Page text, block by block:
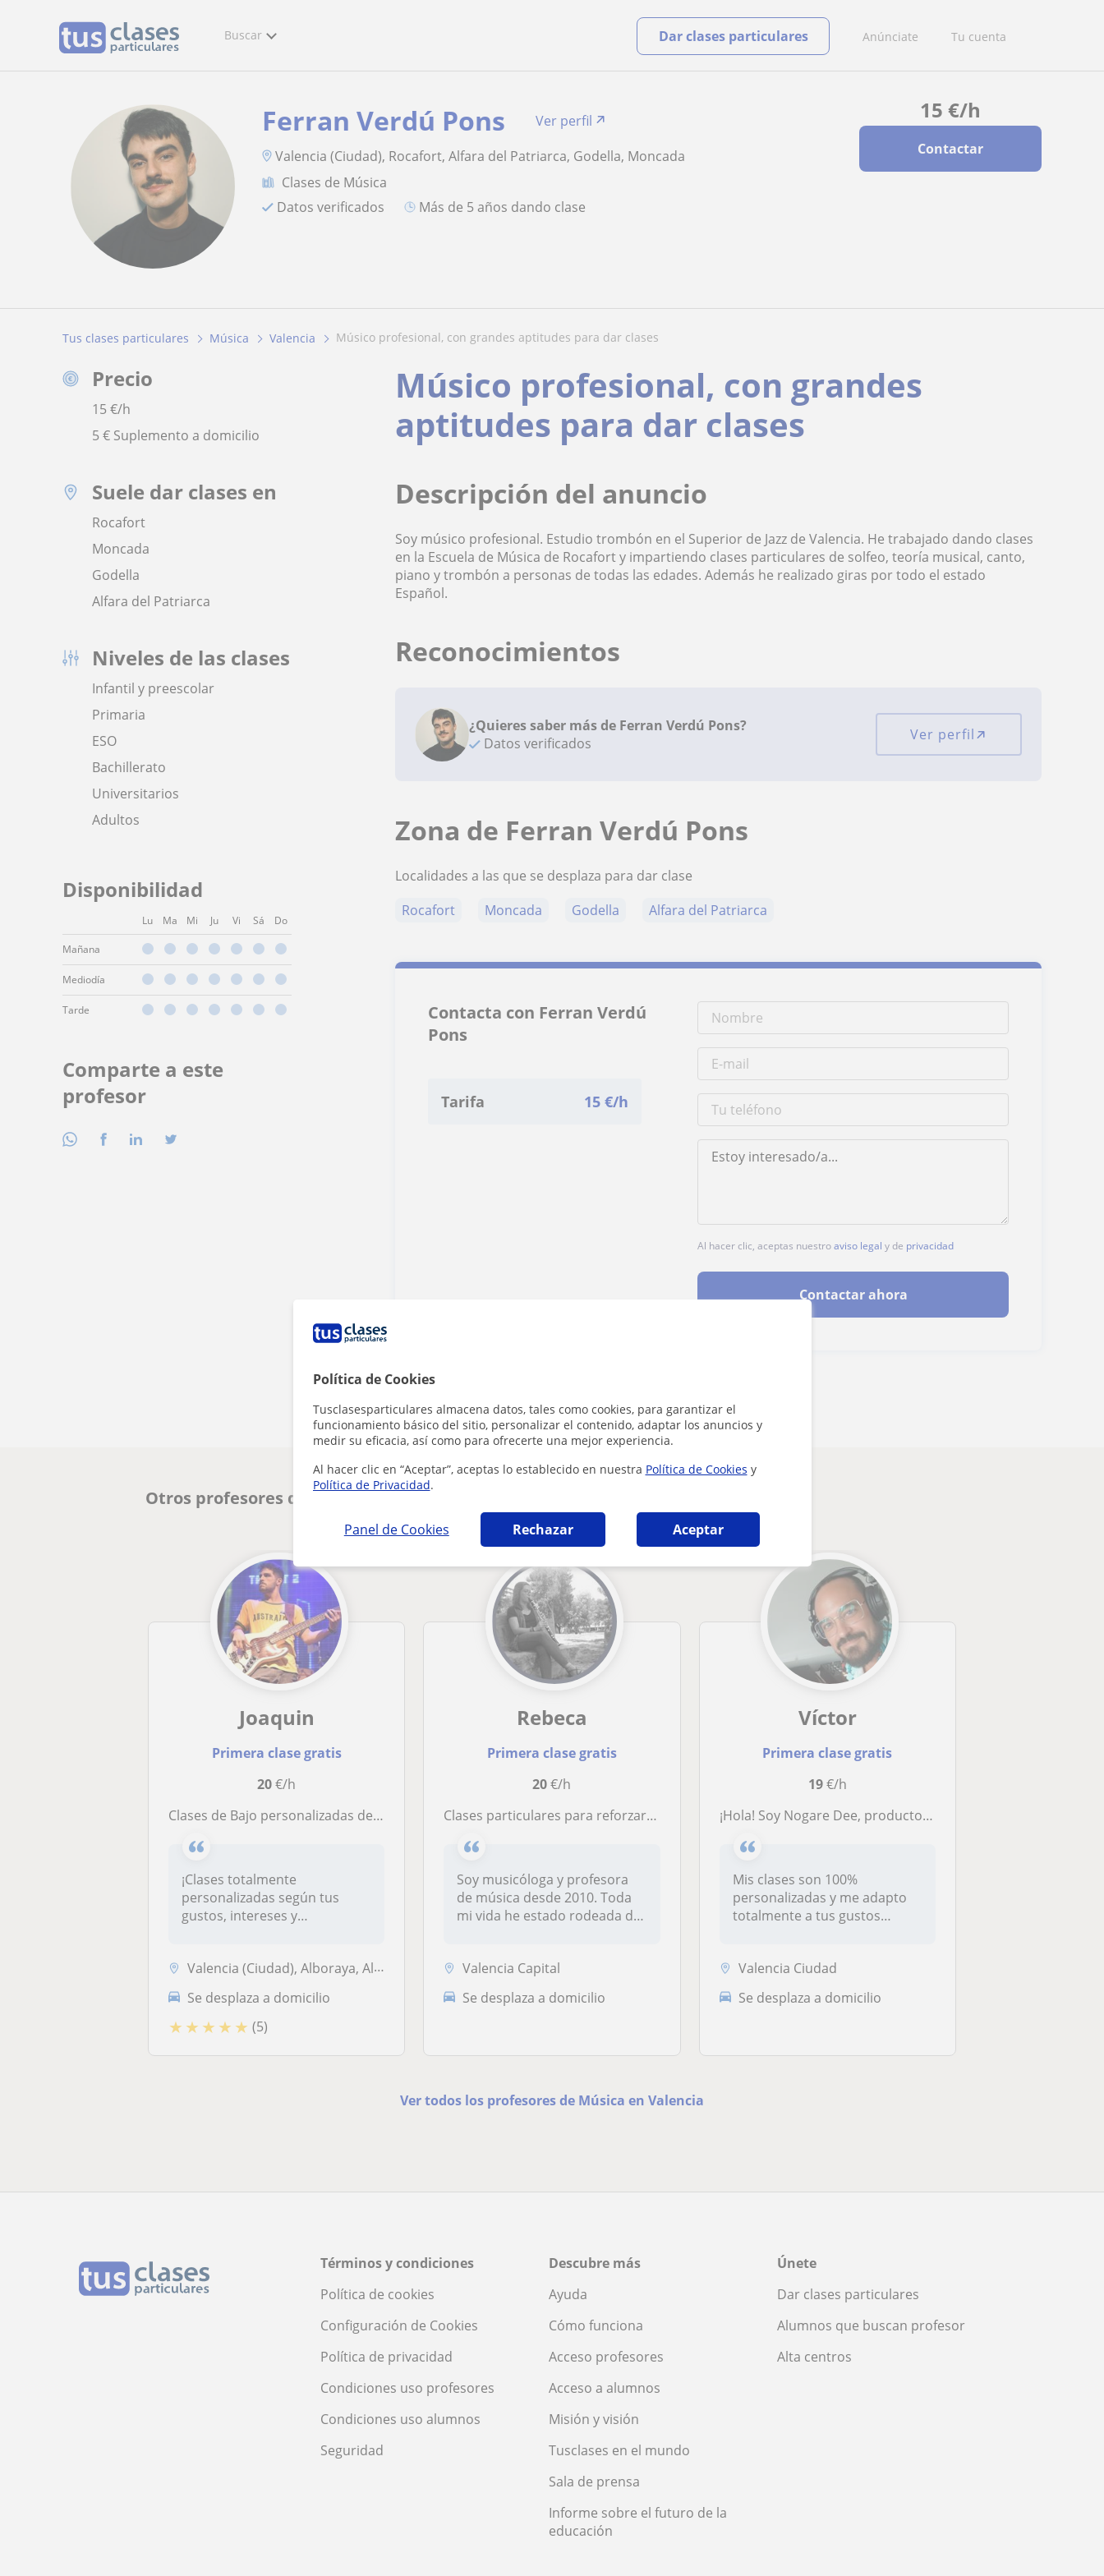
Política de Cookies
Tusclasesparticulares almacena datos, tales como cookies, para garantizar el
funcionamiento básico del sitio, personalizar el contenido, adaptar los anuncios y
medir su eficacia, así como para ofrecerte una mejor experiencia.
Al hacer clic en “Aceptar”, aceptas lo establecido en nuestra Política de Cookies y
Política de Privacidad.
Panel de Cookies Rechazar Aceptar
Buscar Anúnciate Tu cuenta
Dar clases particulares
15 €/h
Contactar
Ferran Verdú Pons
Ver perfil
Valencia (Ciudad), Rocafort, Alfara del Patriarca, Godella, Moncada
Clases de Música
Datos verificados
más de 5 años dando clase
Tus clases particulares Música Valencia músico profesional, con grandes aptitudes para dar clases
Precio
15€/h
5 € Suplemento a domicilio
Suele dar clases en
Rocafort
Moncada
Godella
Alfara del Patriarca
Niveles de las clases
Infantil y preescolar
Primaria
ESO
Bachillerato
Universitarios
Adultos
Disponibilidad
Lu Ma Mi Ju Vi Sá Do
Mañana
Mediodía
Tarde
Comparte a este
profesor
Músico profesional, con grandes
aptitudes para dar clases
Descripción del anuncio
Soy músico profesional. Estudio trombón en el Superior de Jazz de Valencia. He trabajado dando clases
en la Escuela de Música de Rocafort y impartiendo clases particulares de solfeo, teoría musical, canto,
piano y trombón a personas de todas las edades. Además he realizado giras por todo el estado
Español.
Reconocimientos
¿Quieres saber más de Ferran Verdú Pons?
Datos verificados
Ver perfil
Zona de Ferran Verdú Pons
Localidades a las que se desplaza para dar clase
Rocafort
Moncada Godella Alfara del Patriarca
Contacta con Ferran Verdú
Pons
Tarifa 15 €/h
Al hacer clic, aceptas nuestroaviso legal y de privacidad
Contactar ahora
¿Hay algún error en este perfil?
Otros profesores de Música en Valencia que pueden interesarte
Joaquin
Primera clase gratis
20€/h
Clases de Bajo personalizadas de a tus necesidades, intereses y objetivos!
¡Clases totalmente
personalizadas según tus
gustos, intereses y
Valencia (Ciudad), Alboraya, Almàssera, Bonrepòs I Mirambell, Mislata, Tavernes Blanques
Se desplaza a domicilio
★ ★ ★ ★ ★ (5)
Rebeca
Primera clase gratis
20€/h
Clases particulares para reforzar cualquier asignatura de música, preparación de pruebas de conservatorio así como clarinete
Soy musicóloga y profesora
de música desde 2010. Toda
mi vida he estado rodeada de
Valencia Capital
Se desplaza a domicilio
Víctor
Primera clase gratis
19€/h
¡Hola! Soy Nogare Dee, productor de música electrónica y DJ con más de 20 años de trayectoria en las cabinas. Si siempre has queri
Mis clases son 100%
personalizadas y me adapto
totalmente a tus gustos
Valencia Ciudad
Se desplaza a domicilio
Ver todos los profesores de Música en Valencia
Términos y condiciones
Política de cookies
Configuración de Cookies
Política de privacidad
Condiciones uso profesores
Condiciones uso alumnos
Seguridad
Descubre más
Ayuda
Cómo funciona
Acceso profesores
Acceso a alumnos
Misión y visión
Tusclases en el mundo
Sala de prensa
Informe sobre el futuro de la
educación
Únete
Dar clases particulares
Alumnos que buscan profesor
Alta centros